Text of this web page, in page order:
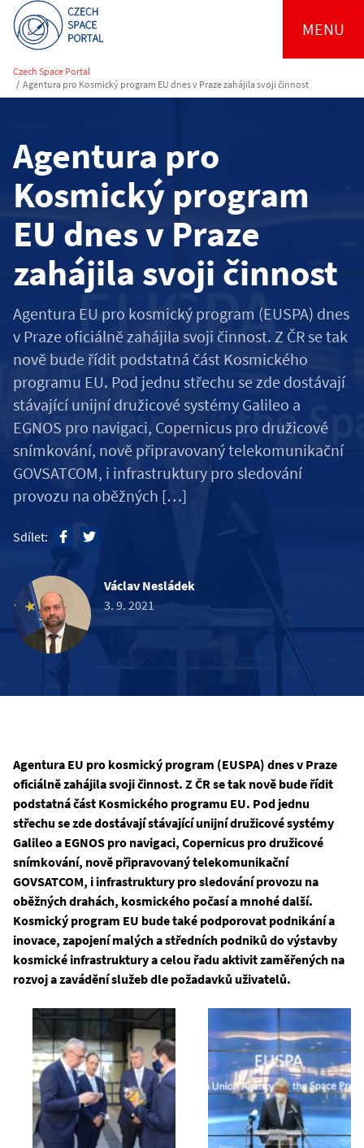
MENU
Czech Space Portal
/ Agentura pro Kosmický program EU dnes v Praze zahájila svoji činnost
Agentura pro
Kosmický program
EU dnes v Praze
zahájila svoji činnost
Agentura EU pro kosmický program (EUSPA) dnes
v Praze oficiálně zahájila svoji činnost. Z ČR se tak
nově bude řídit podstatná část Kosmického
programu EU. Pod jednu střechu se zde dostávají
stávající unijní družicové systémy Galileo a
EGNOS pro navigaci, Copernicus pro družicové
snímkování, nově připravovaný telekomunikační
GOVSATCOM, i infrastruktury pro sledování
provozu na oběžných […]
Sdílet:
Václav Nesládek
3. 9. 2021
Agentura EU pro kosmický program (EUSPA) dnes v Praze
oficiálně zahájila svoji činnost. Z ČR se tak nově bude řídit
podstatná část Kosmického programu EU. Pod jednu
střechu se zde dostávají stávající unijní družicové systémy
Galileo a EGNOS pro navigaci, Copernicus pro družicové
snímkování, nově připravovaný telekomunikační
GOVSATCOM, i infrastruktury pro sledování provozu na
oběžných drahách, kosmického počasí a mnohé další.
Kosmický program EU bude také podporovat podnikání a
inovace, zapojení malých a středních podniků do výstavby
kosmické infrastruktury a celou řadu aktivit zaměřených na
rozvoj a zavádění služeb dle požadavků uživatelů.